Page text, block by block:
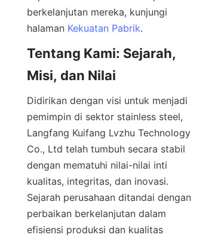
berkelanjutan mereka, kunjungi
halaman Kekuatan Pabrik
Tentang Kami: Sejarah,
Didirikan dengan visi untuk menjadi
pemimpin di sektor stainless steel,
Langfang Kuifang Lvzhu Technology
Co., Ltd telah tumbuh secara stabil
dengan mematuhi nilai-nilai inti
kualitas, integritas, dan inovasi.
Sejarah perusahaan ditandai dengan
perbaikan berkelanjutan dalam
efisiensi produksi dan kualitas